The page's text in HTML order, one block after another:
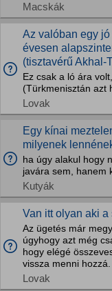
Macskák
Az valóban egy
évesen
(tisztavérű Akhal-
Ez csak a ló ára
(Türkmenisztán azt
Lovak
Egy kínai
milyenek
ha úgy alakul hogy
javára sem, hanem
Kutyák
Van itt olyan aki
Az ügetés már
úgyhogy azt még
hogy elégé
vissza menni
Lovak